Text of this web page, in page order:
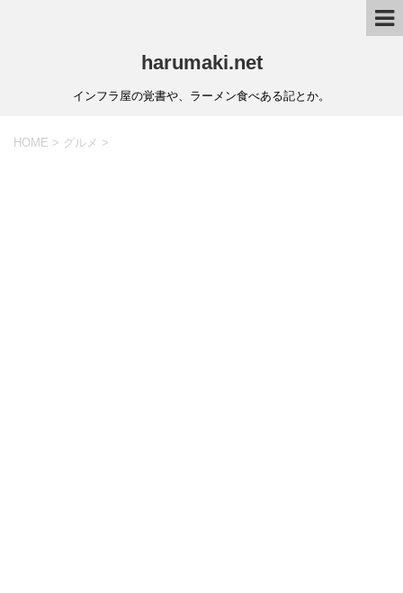
harumaki.net
インフラ屋の覚書や、ラーメン食べある記とか。
HOME > グルメ >